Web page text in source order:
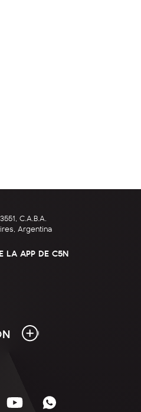
C.A.B.A.
Argentina
LA APP DE C5N